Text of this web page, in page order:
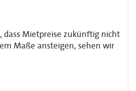
dass Mietpreise zukünftig nicht
Maße ansteigen, sehen wir